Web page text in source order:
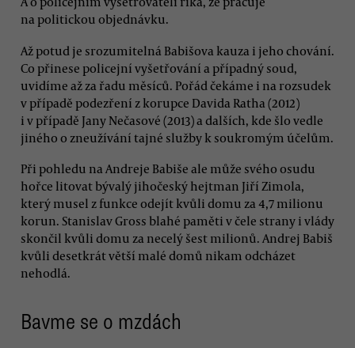
na politickou objednávku.
Až potud je srozumitelná Babišova kauza i jeho chování.
Co přinese policejní vyšetřování a případný soud,
uvidíme až za řadu měsíců. Pořád čekáme i na rozsudek
v případě podezření z korupce Davida Ratha (2012)
i v případě Jany Nečasové (2013) a dalších, kde šlo vedle
jiného o zneužívání tajné služby k soukromým účelům.
Při pohledu na Andreje Babiše ale může svého osudu
hořce litovat bývalý jihočeský hejtman Jiří Zimola,
který musel z funkce odejít kvůli domu za 4,7 milionu
korun. Stanislav Gross blahé paměti v čele strany i vlády
skončil kvůli domu za necelý šest milionů. Andrej Babiš
kvůli desetkrát větší malé domů nikam odcházet
nehodlá.
Bavme se o mzdách